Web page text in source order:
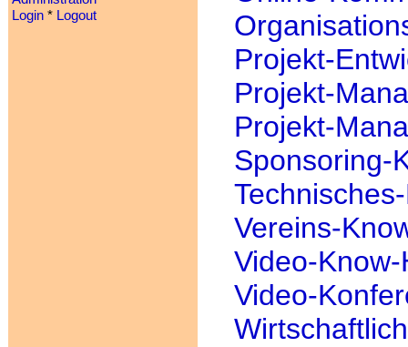
Login* Logout
Projekt-
Projekt-
Projekt-
Sponsoring-
Vereins-
Video-Know-
Video-